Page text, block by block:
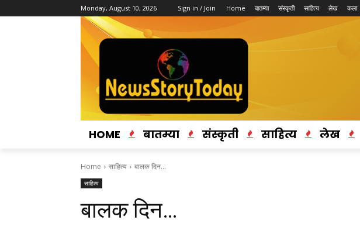
Monday, August 10, 2026 Sign in / Join Home बातम्या संस्कृती साहित्य लेख कला
HOME बातम्या संस्कृती साहित्य लेख
Home साहित्य बालक दिन…
साहित्य
बालक दिन…